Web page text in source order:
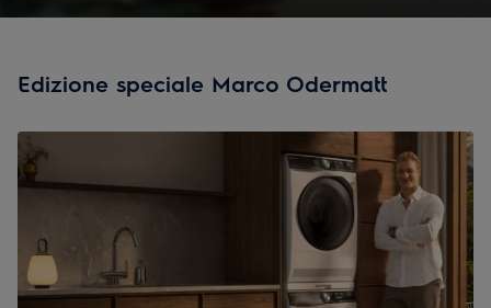
Edizione speciale Marco Odermatt